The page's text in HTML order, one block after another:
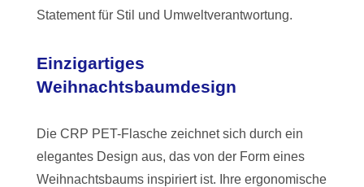
Statement für Stil und Umweltverantwortung.
Einzigartiges
Weihnachtsbaumdesign
Die CRP PET-Flasche zeichnet sich durch ein
elegantes Design aus, das von der Form eines
Weihnachtsbaums inspiriert ist. Ihre ergonomische